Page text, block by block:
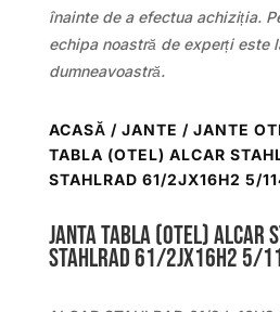
înainte de a efectua achiziția.
echipa noastră de experți este
dumneavoastră.
ACASĂ / JANTE / JANTE
TABLA (OTEL) ALCAR
STAHLRAD 61/2JX16H2 5/
Janta tabla (otel) ALCAR
STAHLRAD 61/2Jx16H2